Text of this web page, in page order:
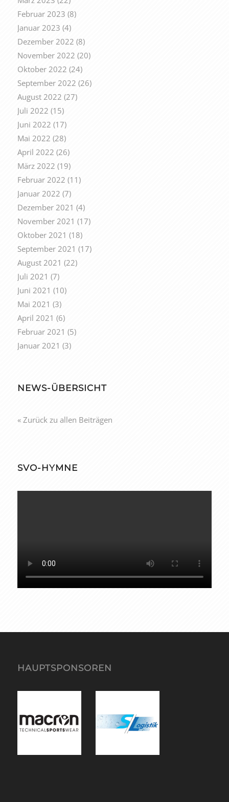
Februar 2023 (8)
Januar 2023 (4)
Dezember 2022 (8)
November 2022 (20)
Oktober 2022 (24)
September 2022 (26)
August 2022 (27)
Juli 2022 (15)
Juni 2022 (17)
Mai 2022 (28)
April 2022 (26)
März 2022 (19)
Februar 2022 (11)
Januar 2022 (7)
Dezember 2021 (4)
November 2021 (17)
Oktober 2021 (18)
September 2021 (17)
August 2021 (22)
Juli 2021 (7)
Juni 2021 (10)
Mai 2021 (3)
April 2021 (6)
Februar 2021 (5)
Januar 2021 (3)
NEWS-ÜBERSICHT
« Zurück zu allen Beiträgen
SVO-HYMNE
HAUPTSPONSOREN